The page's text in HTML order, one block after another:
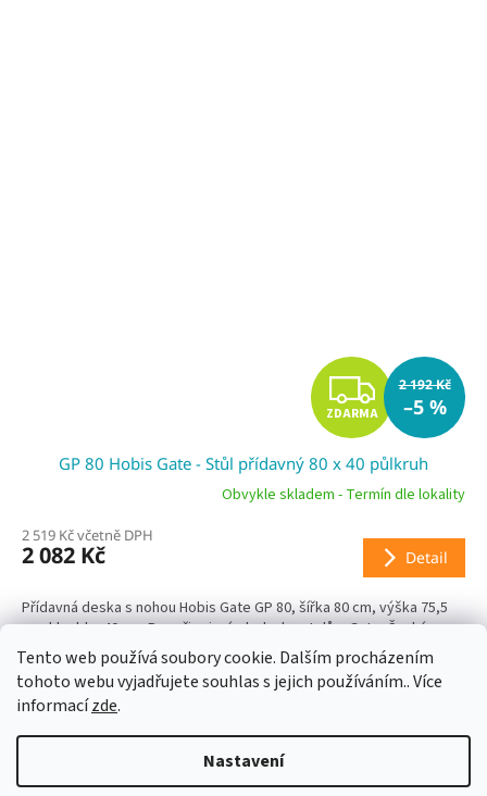
Tento web používá soubory cookie. Dalším procházením
tohoto webu vyjadřujete souhlas s jejich používáním.. Více
informacízde.
Nastavení
Z
D
A
R
M
A
ZDARMA
2 192 Kč
–5 %
GP 80 Hobis Gate - Stůl přídavný 80 x 40 půlkruh
Obvykle skladem - Termín dle lokality
2 519 Kč včetně DPH
2 082 Kč Detail
Přídavná deska s nohou Hobis Gate GP 80, šířka 80 cm, výška 75,5
cm, hloubka 40 cm. Pro připojení z boku ke stolům Gate. Český
výrobek, záruka 5 let, ekologická...
Vytvořil Shoptet